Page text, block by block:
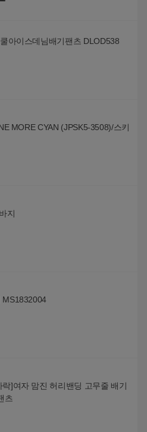
아이스데님배기팬츠 DLOD538
MORE CYAN (JPSK5-3508)/스키
지
MS1832004
락]여자 맘진 허리밴딩 고무줄 배기
츠